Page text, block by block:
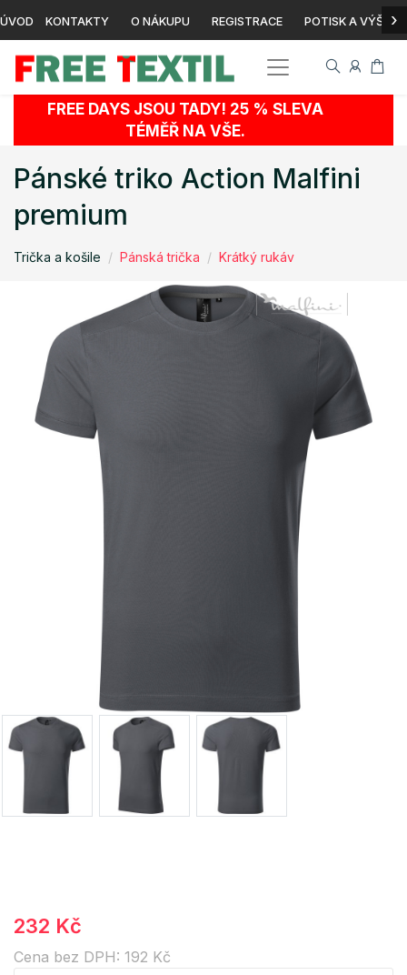
ÚVOD KONTAKTY O NÁKUPU REGISTRACE POTISK A ›
FREE DAYS JSOU TADY! 25 % SLEVA
TÉMĚŘ NA VŠE.
Pánské triko Action Malfini
premium
Trička a košile Pánská trička Krátký rukáv
232 Kč
Cena bez DPH: 192 Kč